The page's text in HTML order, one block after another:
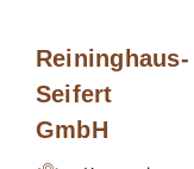
Reininghaus-
Seifert
GmbH